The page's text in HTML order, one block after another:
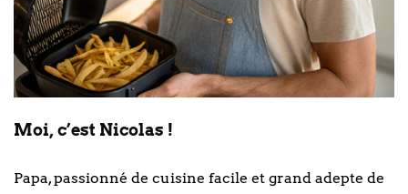
Moi, c’est Nicolas !
Papa, passionné de cuisine facile et grand adepte de